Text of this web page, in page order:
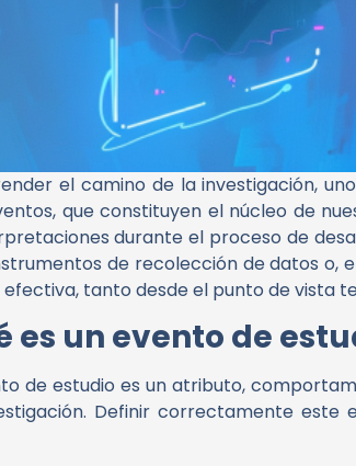
el camino de la investigación,
que constituyen el núcleo de
durante el proceso de
de recolección de datos o,
tanto desde el punto de vista
es un evento de
de estudio es un atributo,
Definir correctamente